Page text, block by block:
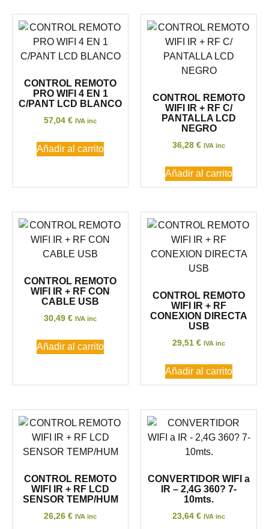
CONTROL REMOTO
PRO WIFI 4 EN 1
C/PANT LCD BLANCO
57,04 € IVA inc
Añadir al carrito
CONTROL REMOTO
WIFI IR + RF C/
PANTALLA LCD
NEGRO
36,28 € IVA inc
Añadir al carrito
CONTROL REMOTO
WIFI IR + RF CON
CABLE USB
30,49 € IVA inc
Añadir al carrito
CONTROL REMOTO
WIFI IR + RF
CONEXION DIRECTA
USB
29,51 € IVA inc
Añadir al carrito
CONTROL REMOTO
WIFI IR + RF LCD
SENSOR TEMP/HUM
26,26 € IVA inc
CONVERTIDOR WIFI a
IR – 2,4G 360? 7-
10mts.
23,64 € IVA inc